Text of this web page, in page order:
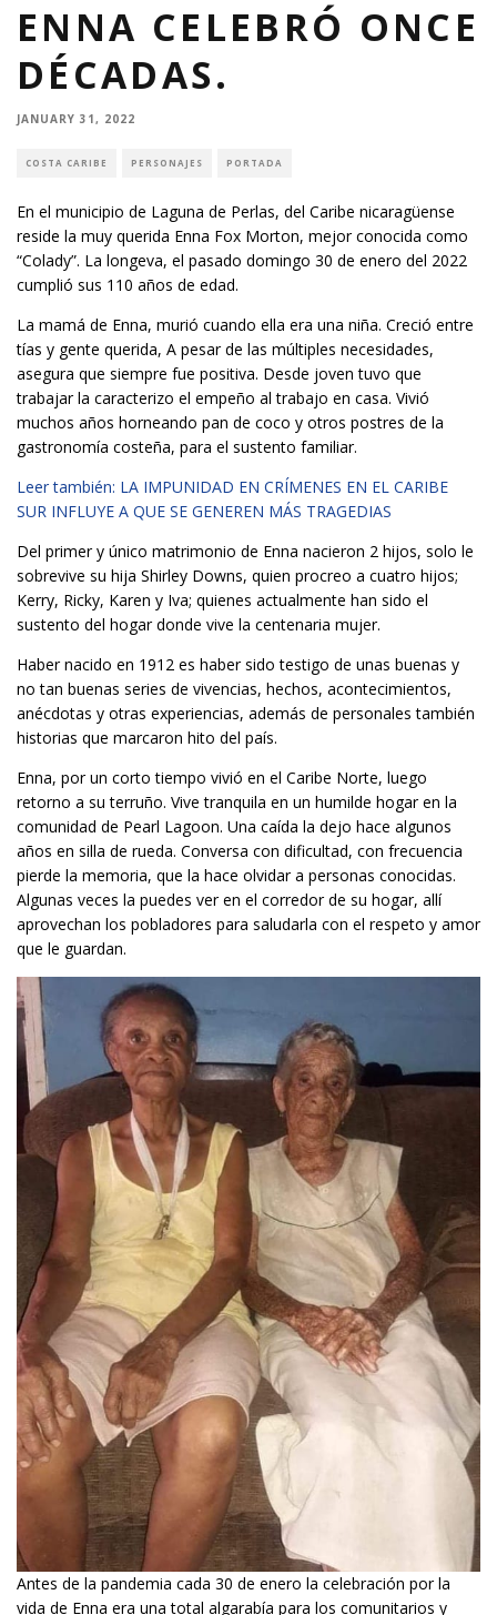
ENNA CELEBRÓ ONCE
DÉCADAS.
JANUARY 31, 2022
COSTA CARIBE PERSONAJES PORTADA
En el municipio de Laguna de Perlas, del Caribe nicaragüense
reside la muy querida Enna Fox Morton, mejor conocida como
“Colady”. La longeva, el pasado domingo 30 de enero del 2022
cumplió sus 110 años de edad.
La mamá de Enna, murió cuando ella era una niña. Creció entre
tías y gente querida, A pesar de las múltiples necesidades,
asegura que siempre fue positiva. Desde joven tuvo que
trabajar la caracterizo el empeño al trabajo en casa. Vivió
muchos años horneando pan de coco y otros postres de la
gastronomía costeña, para el sustento familiar.
Leer también: LA IMPUNIDAD EN CRÍMENES EN EL CARIBE
SUR INFLUYE A QUE SE GENEREN MÁS TRAGEDIAS
Del primer y único matrimonio de Enna nacieron 2 hijos, solo le
sobrevive su hija Shirley Downs, quien procreo a cuatro hijos;
Kerry, Ricky, Karen y Iva; quienes actualmente han sido el
sustento del hogar donde vive la centenaria mujer.
Haber nacido en 1912 es haber sido testigo de unas buenas y
no tan buenas series de vivencias, hechos, acontecimientos,
anécdotas y otras experiencias, además de personales también
historias que marcaron hito del país.
Enna, por un corto tiempo vivió en el Caribe Norte, luego
retorno a su terruño. Vive tranquila en un humilde hogar en la
comunidad de Pearl Lagoon. Una caída la dejo hace algunos
años en silla de rueda. Conversa con dificultad, con frecuencia
pierde la memoria, que la hace olvidar a personas conocidas.
Algunas veces la puedes ver en el corredor de su hogar, allí
aprovechan los pobladores para saludarla con el respeto y amor
que le guardan.
Antes de la pandemia cada 30 de enero la celebración por la
vida de Enna era una total algarabía para los comunitarios y